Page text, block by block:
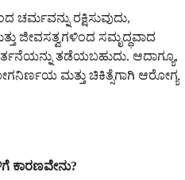
ರಕ್ಷಿಸುವುದು,
ಜೀವಸತ್ವಗಳಿಂದ ಸಮೃದ್ಧವಾದ
ತಡೆಯಬಹುದು. ಆದಾಗ್ಯೂ,
ಮತ್ತು ಚಿಕಿತ್ಸೆಗಾಗಿ ಆರೋಗ್ಯ
ಕಾರಣವೇನು?